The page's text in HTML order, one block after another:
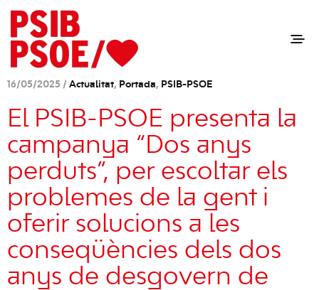
16/05/2025 / Actualitat, Portada, PSIB-PSOE
El PSIB-PSOE presenta la
campanya “Dos anys
perduts”, per escoltar els
problemes de la gent i
oferir solucions a les
conseqüències dels dos
anys de desgovern de